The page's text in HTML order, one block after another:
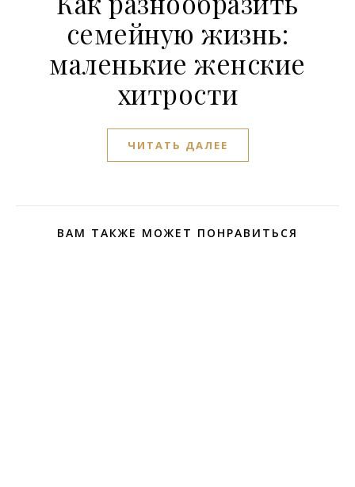
семейную жизнь:
маленькие женские
хитрости
ЧИТАТЬ ДАЛЕЕ
ВАМ ТАКЖЕ МОЖЕТ ПОНРАВИТЬСЯ